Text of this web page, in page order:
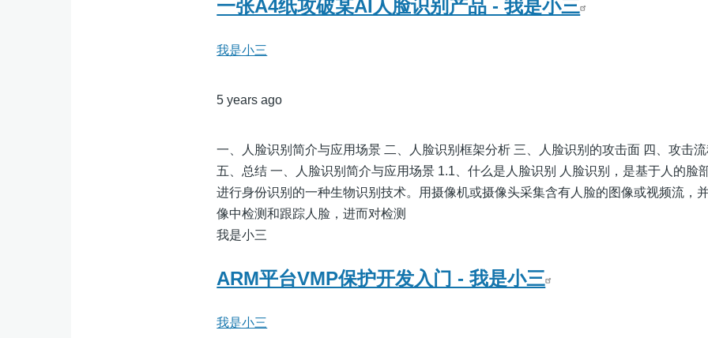
一张A4纸攻破某AI人脸识别产品 - 我是小三
我是小三
5 years ago
一、人脸识别简介与应用场景 二、人脸识别框架分析 三、人脸识别的攻击面 四、攻击
五、总结 一、人脸识别简介与应用场景 1.1、什么是人脸识别 人脸识别，是基于人的脸
进行身份识别的一种生物识别技术。用摄像机或摄像头采集含有人脸的图像或视频流，
像中检测和跟踪人脸，进而对检测
我是小三
ARM平台VMP保护开发入门 - 我是小三
我是小三